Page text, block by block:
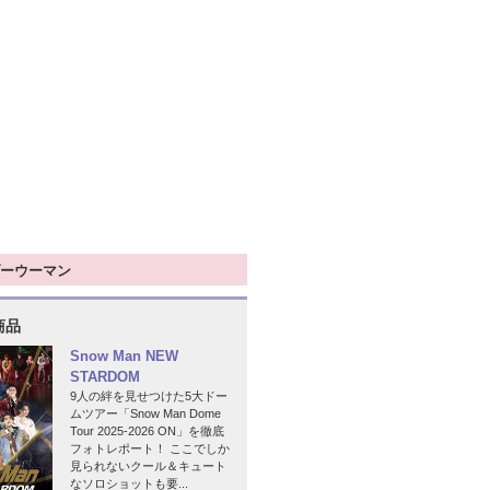
ウーマン
品
Snow Man NEW
STARDOM
9人の絆を見せつけた5大ドー
ムツアー「Snow Man Dome
Tour 2025-2026 ON」を徹底
フォトレポート！ ここでしか
見られないクール＆キュート
なソロショットも要...